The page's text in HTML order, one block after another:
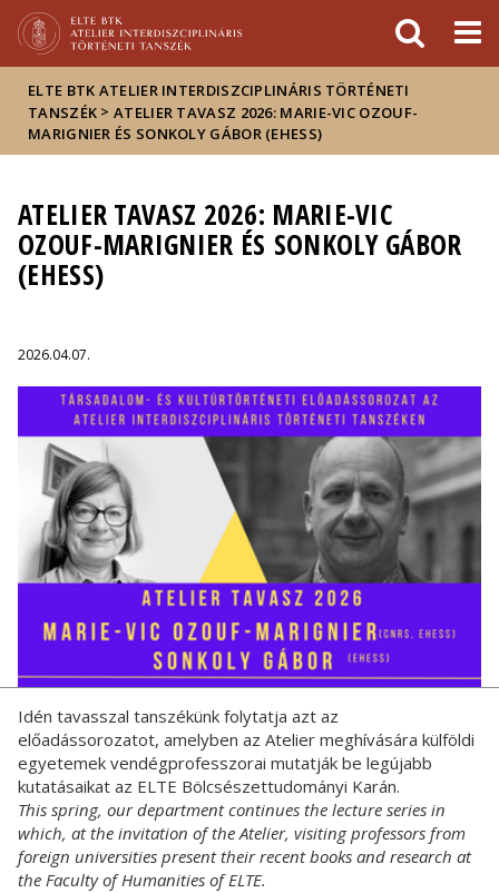
Hírek
Események
ELTE a
sajtóban
ELTE BTK ATELIER INTERDISZCIPLINÁRIS TÖRTÉNETI
TANSZÉK > ATELIER TAVASZ 2026: MARIE-VIC OZOUF-
MARIGNIER ÉS SONKOLY GÁBOR (EHESS)
ATELIER TAVASZ 2026: MARIE-VIC
OZOUF-MARIGNIER ÉS SONKOLY GÁBOR
(EHESS)
2026.04.07.
Idén tavasszal tanszékünk folytatja azt az
előadássorozatot, amelyben az Atelier meghívására külföldi
egyetemek vendégprofesszorai mutatják be legújabb
kutatásaikat az ELTE Bölcsészettudományi Karán.
This spring, our department continues the lecture series in
which, at the invitation of the Atelier, visiting professors from
foreign universities present their recent books and research at
the Faculty of Humanities of ELTE.